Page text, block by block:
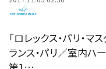
「ロレックス・パリ・
ランス・パリ／室内ハ